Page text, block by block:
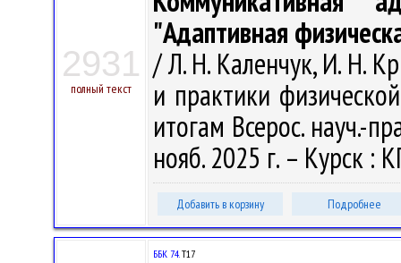
2931
полный текст
"Адаптивная
/ Л. Н. Каленчук, И. Н.
и практики
итогам Всерос. науч.-
нояб. 2025 г. – Курск :
Добавить в корзину Подробнее
ББК 74.T17